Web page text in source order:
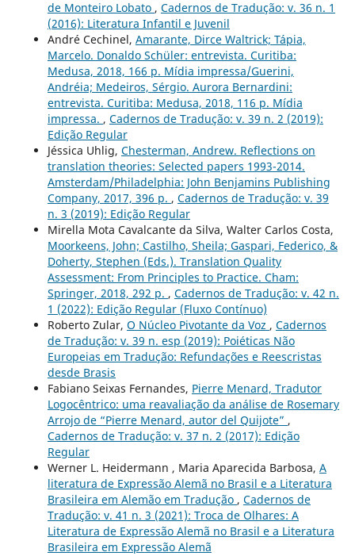
de Monteiro Lobato , Cadernos de Tradução: v. 36 n. 1
(2016): Literatura Infantil e Juvenil
André Cechinel, Amarante, Dirce Waltrick; Tápia,
Marcelo. Donaldo Schüler: entrevista. Curitiba:
Medusa, 2018, 166 p. Mídia impressa/Guerini,
Andréia; Medeiros, Sérgio. Aurora Bernardini:
entrevista. Curitiba: Medusa, 2018, 116 p. Mídia
impressa. , Cadernos de Tradução: v. 39 n. 2 (2019):
Edição Regular
Jéssica Uhlig, Chesterman, Andrew. Reflections on
translation theories: Selected papers 1993-2014.
Amsterdam/Philadelphia: John Benjamins Publishing
Company, 2017, 396 p. , Cadernos de Tradução: v. 39
n. 3 (2019): Edição Regular
Mirella Mota Cavalcante da Silva, Walter Carlos Costa,
Moorkeens, John; Castilho, Sheila; Gaspari, Federico, &
Doherty, Stephen (Eds.). Translation Quality
Assessment: From Principles to Practice. Cham:
Springer, 2018, 292 p. , Cadernos de Tradução: v. 42 n.
1 (2022): Edição Regular (Fluxo Contínuo)
Roberto Zular, O Núcleo Pivotante da Voz , Cadernos
de Tradução: v. 39 n. esp (2019): Poiéticas Não
Europeias em Tradução: Refundações e Reescristas
desde Brasis
Fabiano Seixas Fernandes, Pierre Menard, Tradutor
Logocêntrico: uma reavaliação da análise de Rosemary
Arrojo de “Pierre Menard, autor del Quijote” ,
Cadernos de Tradução: v. 37 n. 2 (2017): Edição
Regular
Werner L. Heidermann , Maria Aparecida Barbosa, A
literatura de Expressão Alemã no Brasil e a Literatura
Brasileira em Alemão em Tradução , Cadernos de
Tradução: v. 41 n. 3 (2021): Troca de Olhares: A
Literatura de Expressão Alemã no Brasil e a Literatura
Brasileira em Expressão Alemã